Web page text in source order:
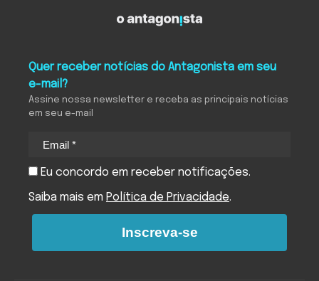
Quer receber notícias do Antagonista em seu
e-mail?
Assine nossa newsletter e receba as principais notícias
em seu e-mail
Eu concordo em receber notificações.
Saiba mais em Política de Privacidade.
Inscreva-se